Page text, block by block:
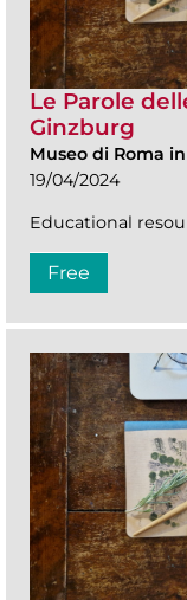
Le Parole
Ginzburg
Museo di Roma
19/04/2024
Educational
Free